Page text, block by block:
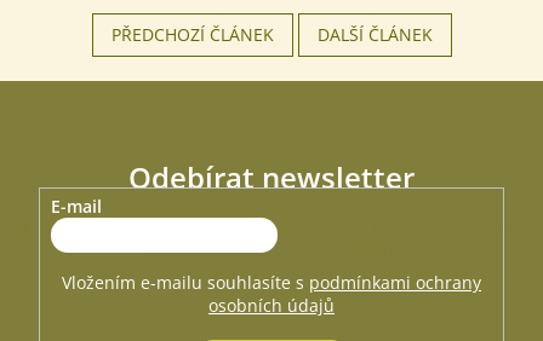
PŘEDCHOZÍ ČLÁNEK DALŠÍ ČLÁNEK
Odebírat newsletter
Vložte svůj e-mail a my vám budeme zasílat informace o nových
produktech na našem e-shopu.
E-mail
Vložením e-mailu souhlasíte s podmínkami ochrany
osobních údajů
Powered by chaterimo